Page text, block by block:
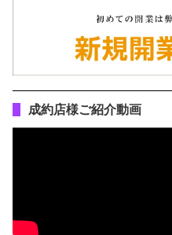
成約店様ご紹介動画